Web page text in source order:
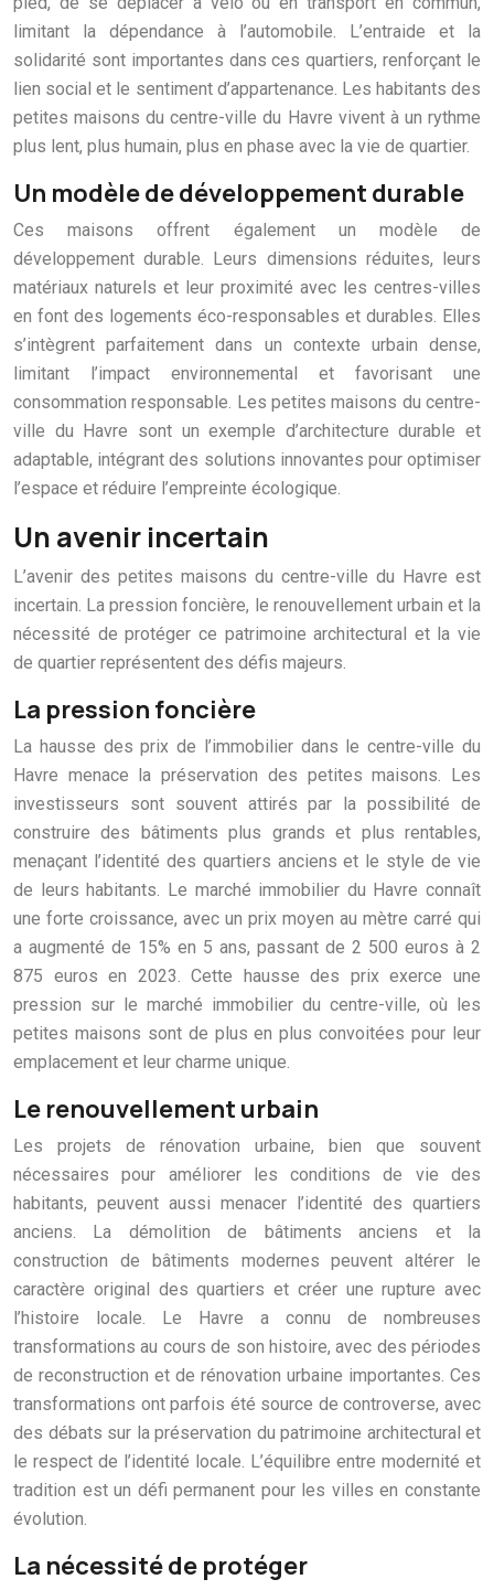
limitant la dépendance à l’automobile. L’entraide et la
solidarité sont importantes dans ces quartiers, renforçant le
lien social et le sentiment d’appartenance. Les habitants des
petites maisons du centre-ville du Havre vivent à un rythme
plus lent, plus humain, plus en phase avec la vie de quartier.
Un modèle de développement durable
Ces maisons offrent également un modèle de
développement durable. Leurs dimensions réduites, leurs
matériaux naturels et leur proximité avec les centres-villes
en font des logements éco-responsables et durables. Elles
s’intègrent parfaitement dans un contexte urbain dense,
limitant l’impact environnemental et favorisant une
consommation responsable. Les petites maisons du centre-
ville du Havre sont un exemple d’architecture durable et
adaptable, intégrant des solutions innovantes pour optimiser
l’espace et réduire l’empreinte écologique.
Un avenir incertain
L’avenir des petites maisons du centre-ville du Havre est
incertain. La pression foncière, le renouvellement urbain et la
nécessité de protéger ce patrimoine architectural et la vie
de quartier représentent des défis majeurs.
La pression foncière
La hausse des prix de l’immobilier dans le centre-ville du
Havre menace la préservation des petites maisons. Les
investisseurs sont souvent attirés par la possibilité de
construire des bâtiments plus grands et plus rentables,
menaçant l’identité des quartiers anciens et le style de vie
de leurs habitants. Le marché immobilier du Havre connaît
une forte croissance, avec un prix moyen au mètre carré qui
a augmenté de 15% en 5 ans, passant de 2 500 euros à 2
875 euros en 2023. Cette hausse des prix exerce une
pression sur le marché immobilier du centre-ville, où les
petites maisons sont de plus en plus convoitées pour leur
emplacement et leur charme unique.
Le renouvellement urbain
Les projets de rénovation urbaine, bien que souvent
nécessaires pour améliorer les conditions de vie des
habitants, peuvent aussi menacer l’identité des quartiers
anciens. La démolition de bâtiments anciens et la
construction de bâtiments modernes peuvent altérer le
caractère original des quartiers et créer une rupture avec
l’histoire locale. Le Havre a connu de nombreuses
transformations au cours de son histoire, avec des périodes
de reconstruction et de rénovation urbaine importantes. Ces
transformations ont parfois été source de controverse, avec
des débats sur la préservation du patrimoine architectural et
le respect de l’identité locale. L’équilibre entre modernité et
tradition est un défi permanent pour les villes en constante
évolution.
La nécessité de protéger